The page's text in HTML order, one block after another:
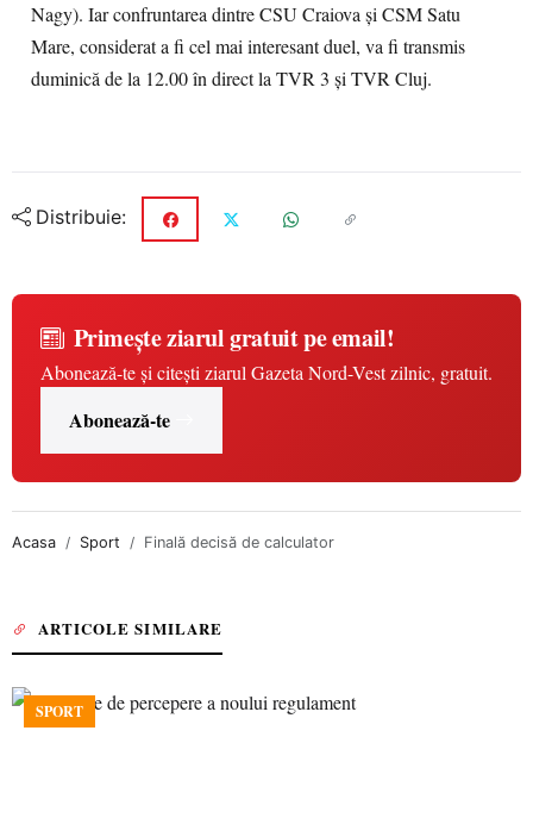
Nagy). Iar confruntarea dintre CSU Craiova şi CSM Satu
Mare, considerat a fi cel mai interesant duel, va fi transmis
duminică de la 12.00 în direct la TVR 3 şi TVR Cluj.
Distribuie:
Primește ziarul gratuit pe email!
Abonează-te și citești ziarul Gazeta Nord-Vest zilnic, gratuit.
Abonează-te
Acasa Sport Finală decisă de calculator
ARTICOLE SIMILARE
SPORT